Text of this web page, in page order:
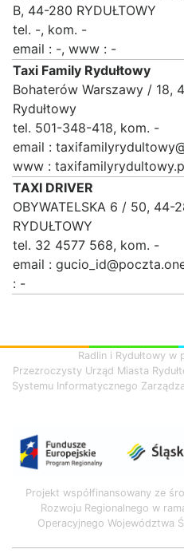
B, 44-280 RYDUŁTOWY
tel. -, kom. -
email : -, www : -
Taxi Family Rydułtowy
Bohaterów Warszawy / 18,
Rydułtowy
tel. 501-348-418, kom. -
email :
www :
TAXI DRIVER
OBYWATELSKA 6 / 50, 44-
RYDUŁTOWY
tel. 32 4577 568, kom. -
email :
: -
Radlin i Rydułtowy
Przezroczysty Urząd Miasta
Systemu Informatycznego
Projekt współfinansowany ze
Rozwoju Regionalnego w
Operacyjnego Województwa